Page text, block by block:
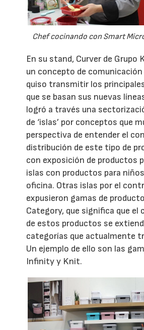
Chef cocinando con Smart
En su stand, Curver de Grupo
un concepto de comunicación
quiso transmitir los
que se basan sus nuevas
logró a través una
de ‘islas’ por conceptos que
perspectiva de entender el
distribución de este tipo de
con exposición de productos
islas con productos para
oficina. Otras islas por el
expusieron gamas de
Category, que significa que el
de estos productos se
categorías que actualmente
Un ejemplo de ello son las
Infinity y Knit.